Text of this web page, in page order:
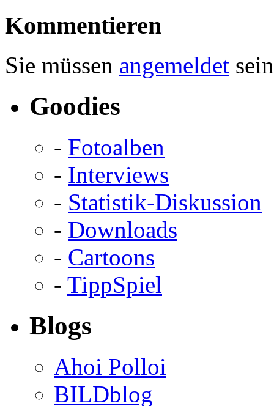
Kommentieren
Sie müssen angemeldet
Goodies
- Fotoalben
- Interviews
- Statistik-Diskussion
- Downloads
- Cartoons
- TippSpiel
Blogs
Ahoi Polloi
BILDblog